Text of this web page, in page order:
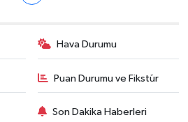
Hava Durumu
Puan Durumu ve Fikstür
Son Dakika Haberleri